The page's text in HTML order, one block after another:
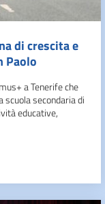
di crescita e
Paolo
a Tenerife che
scuola secondaria di
educative,